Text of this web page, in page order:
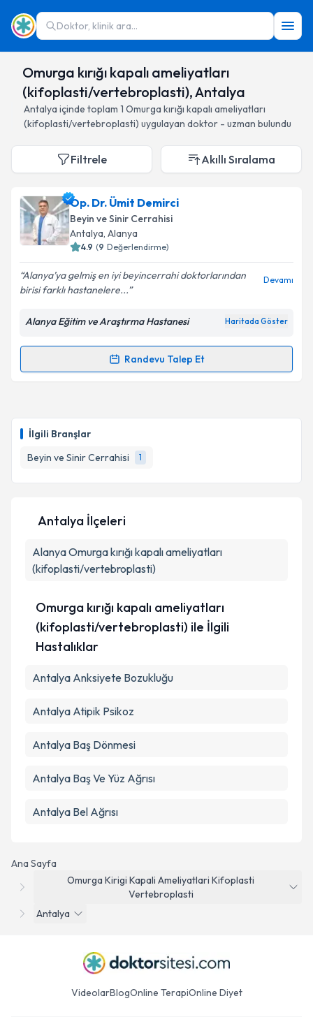
Doktor, klinik ara...
Omurga kırığı kapalı ameliyatları
(kifoplasti/vertebroplasti), Antalya
Antalya içinde toplam 1 Omurga kırığı kapalı ameliyatları
(kifoplasti/vertebroplasti) uygulayan doktor - uzman bulundu
İlgili Branşlar
Beyin ve Sinir Cerrahisi
1
Filtrele Akıllı Sıralama
Op. Dr. Ümit Demirci
Beyin ve Sinir Cerrahisi
Antalya, Alanya
4.9 (9 Değerlendirme)
Alanya’ya gelmiş en iyi beyincerrahi doktorlarından
birisi farklı hastanelere...
Devamı
Alanya Eğitim ve Araştırma Hastanesi Haritada Göster
Randevu Talep Et
Randevu Takvimi Talebi
takvim hazırlandığında e-posta ile bilgilendireceğiz.
Metni'ni okudum ve kişisel verilerimin belirtilen
kapsamda işlenmesini kabul ediyorum.
Takvim Talebini Gönder
Ana Sayfa
Omurga Kirigi Kapali Ameliyatlari Kifoplasti
Vertebroplasti
Antalya
Antalya İlçeleri
AlanyaOmurga kırığı kapalı ameliyatları
(kifoplasti/vertebroplasti)
Omurga kırığı kapalı ameliyatları
(kifoplasti/vertebroplasti) ile İlgili
Hastalıklar
Antalya Anksiyete Bozukluğu
Antalya Atipik Psikoz
Antalya Baş Dönmesi
Antalya Baş Ve Yüz Ağrısı
Antalya Bel Ağrısı
VideolarBlogOnline TerapiOnline Diyet